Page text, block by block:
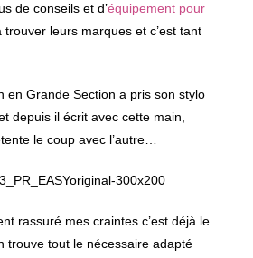
de conseils et d’équipement pour
trouver leurs marques et c’est tant
en Grande Section a pris son stylo
depuis il écrit avec cette main,
le coup avec l’autre…
rassuré mes craintes c’est déjà le
trouve tout le nécessaire adapté